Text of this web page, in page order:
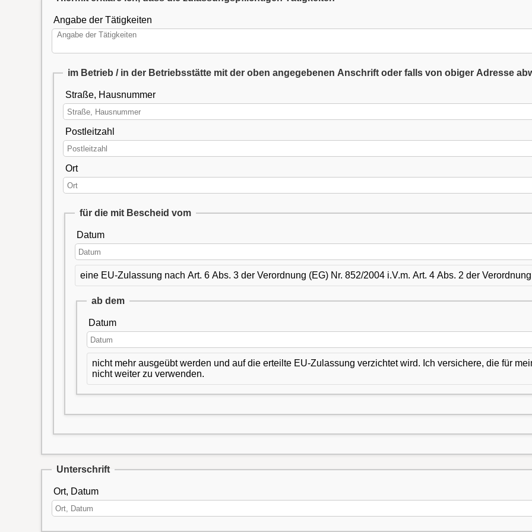
Angabe der Tätigkeiten
im Betrieb / in der Betriebsstätte mit der oben angegebenen Anschrift oder falls von obiger Adresse
Straße, Hausnummer
Postleitzahl
Ort
für die mit Bescheid vom
Datum
eine EU-Zulassung nach Art. 6 Abs. 3 der Verordnung (EG) Nr. 852/2004 i.V.m. Art. 4 Abs. 2 der
ab dem
Datum
nicht mehr ausgeübt werden und auf die erteilte EU-Zulassung verzichtet wird. Ich versichere, die für
nicht weiter zu verwenden.
Unterschrift
Ort, Datum